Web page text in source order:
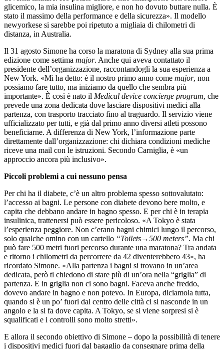
glicemico, la mia insulina migliore, e non ho dovuto buttare nulla. È
stato il massimo della performance e della sicurezza». Il modello
newyorkese si sarebbe poi ripetuto a migliaia di chilometri di
distanza, in Australia.
Il 31 agosto Simone ha corso la maratona di Sydney alla sua prima
edizione come settima major. Anche qui aveva contattato il
presidente dell’organizzazione, raccontandogli la sua esperienza a
New York. «Mi ha detto: è il nostro primo anno come major, non
possiamo fare tutto, ma iniziamo da quello che sembra più
importante». È così è nato il Medical device concierge program, che
prevede una zona dedicata dove lasciare dispositivi medici alla
partenza, con trasporto tracciato fino al traguardo. Il servizio viene
ufficializzato per tutti, e già dal primo anno diversi atleti possono
beneficiarne. A differenza di New York, l’informazione parte
direttamente dall’organizzazione: chi dichiara condizioni mediche
riceve una mail con le istruzioni. Secondo Carniglia, è «un
approccio ancora più inclusivo».
Piccoli problemi a cui nessuno pensa
Per chi ha il diabete, c’è un altro problema spesso sottovalutato:
l’accesso ai bagni. Le persone con diabete devono bere molto, e
capita che debbano andare in bagno spesso. E per chi è in terapia
insulinica, trattenersi può essere pericoloso. «A Tokyo è stata
l’esperienza peggiore. Non c’erano bagni chimici lungo il percorso,
solo qualche omino con un cartello “Toilets→500 meters”. Ma chi
può fare 500 metri fuori percorso durante una maratona? Tra andata
e ritorno i chilometri da percorrere da 42 diventerebbero 43», ha
ricordato Simone. «Alla partenza i bagni si trovano in un’area
dedicata, però ti chiedono di stare più di un’ora nella “griglia” di
partenza. E in griglia non ci sono bagni. Faceva anche freddo,
dovevo andare in bagno e non potevo. In Europa, diciamola tutta,
quando si è un po’ fuori dal centro delle città ci si nasconde in un
angolo e la si fa dove capita. A Tokyo, se si viene sorpresi si è
squalificati e i controlli sono molto stretti».
E allora il secondo obiettivo di Simone – dopo la possibilità di tenere
i dispositivi medici fuori dal bagaglio da consegnare prima della